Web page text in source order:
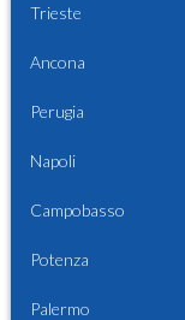
Trieste
Ancona
Perugia
Napoli
Campobasso
Potenza
Palermo